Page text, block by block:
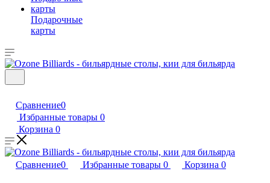
Подарочные
карты
Сравнение0
Избранные товары 0
Корзина 0
Сравнение0 Избранные товары 0 Корзина 0